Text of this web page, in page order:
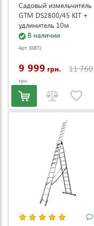
Садовый измельчитель
GTM DS2800/45 KIT +
удлинитель 10м
(DS2800/45_KIT+ext.cord)
В наличии
Арт: 83871
9 999 грн. 11 760
грн.